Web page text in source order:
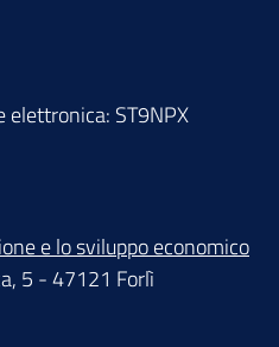
elettronica: ST9NPX
e lo sviluppo economico
5 - 47121 Forlì